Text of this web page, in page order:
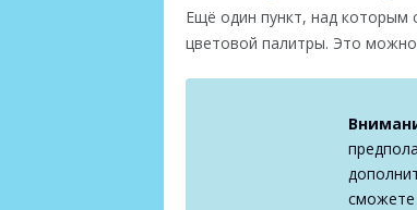
Ещё один пункт, над которым
цветовой палитры. Это
сможете